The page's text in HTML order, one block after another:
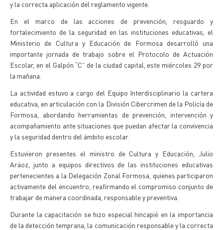
y la correcta aplicación del reglamento vigente.
En el marco de las acciones de prevención, resguardo y
fortalecimiento de la seguridad en las instituciones educativas, el
Ministerio de Cultura y Educación de Formosa desarrolló una
importante jornada de trabajo sobre el Protocolo de Actuación
Escolar, en el Galpón “C” de la ciudad capital, este miércoles 29 por
la mañana.
La actividad estuvo a cargo del Equipo Interdisciplinario la cartera
educativa, en articulación con la División Cibercrimen de la Policía de
Formosa, abordando herramientas de prevención, intervención y
acompañamiento ante situaciones que puedan afectar la convivencia
y la seguridad dentro del ámbito escolar.
Estuvieron presentes el ministro de Cultura y Educación, Julio
Aráoz, junto a equipos directivos de las instituciones educativas
pertenecientes a la Delegación Zonal Formosa, quienes participaron
activamente del encuentro, reafirmando el compromiso conjunto de
trabajar de manera coordinada, responsable y preventiva.
Durante la capacitación se hizo especial hincapié en la importancia
de la detección temprana, la comunicación responsable y la correcta